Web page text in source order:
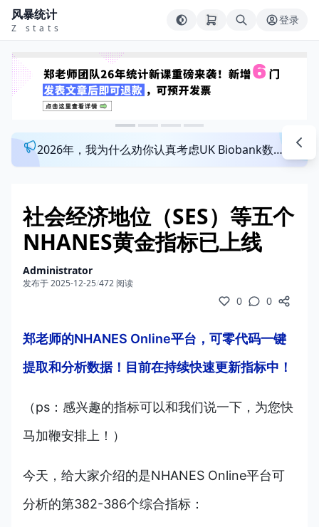
风暴统计
Z stats
登录
2026年，我为什么劝你认真考虑UK Biobank数据库？来看看这个一对一指导发文班
社会经济地位（SES）等五个
NHANES黄金指标已上线
Administrator
发布于 2025-12-25/472 阅读
0 0
郑老师的NHANES Online平台，可零代码一键
提取和分析数据！目前在持续快速更新指标中！
（ps：感兴趣的指标可以和我们说一下，为您快
马加鞭安排上！）
今天， 给大家介绍的是NHANES Online平台可
分析的第382-386个综合指标：